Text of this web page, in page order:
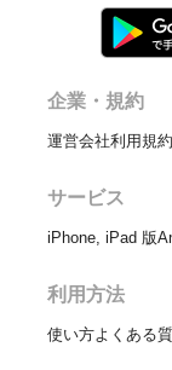
企業・規約
運営会社利用規約
サービス
iPhone, iPad 版
利用方法
使い方よくある